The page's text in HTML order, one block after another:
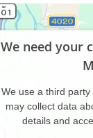
We need your
We use a third
may collect data
details and